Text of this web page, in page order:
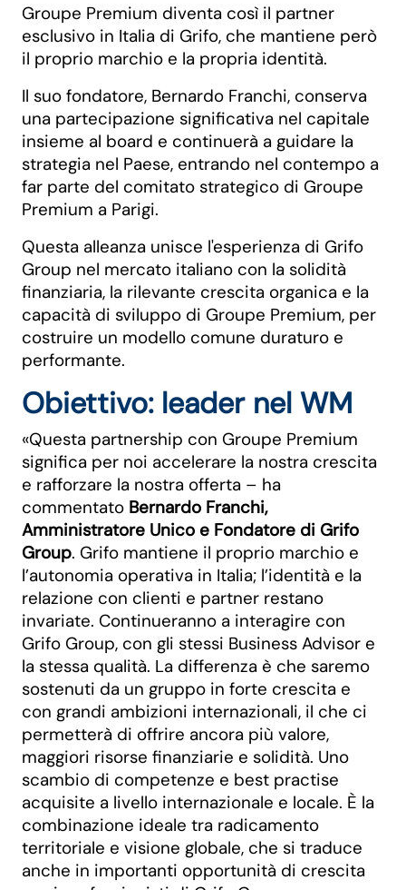
Groupe Premium diventa così il partner
esclusivo in Italia di Grifo, che mantiene però
il proprio marchio e la propria identità.
Il suo fondatore, Bernardo Franchi, conserva
una partecipazione significativa nel capitale
insieme al board e continuerà a guidare la
strategia nel Paese, entrando nel contempo a
far parte del comitato strategico di Groupe
Premium a Parigi.
Questa alleanza unisce l'esperienza di Grifo
Group nel mercato italiano con la solidità
finanziaria, la rilevante crescita organica e la
capacità di sviluppo di Groupe Premium, per
costruire un modello comune duraturo e
performante.
Obiettivo: leader nel WM
«Questa partnership con Groupe Premium
significa per noi accelerare la nostra crescita
e rafforzare la nostra offerta – ha
commentato Bernardo Franchi,
Amministratore Unico e Fondatore di Grifo
Group. Grifo mantiene il proprio marchio e
l’autonomia operativa in Italia; l’identità e la
relazione con clienti e partner restano
invariate. Continueranno a interagire con
Grifo Group, con gli stessi Business Advisor e
la stessa qualità. La differenza è che saremo
sostenuti da un gruppo in forte crescita e
con grandi ambizioni internazionali, il che ci
permetterà di offrire ancora più valore,
maggiori risorse finanziarie e solidità. Uno
scambio di competenze e best practise
acquisite a livello internazionale e locale. È la
combinazione ideale tra radicamento
territoriale e visione globale, che si traduce
anche in importanti opportunità di crescita